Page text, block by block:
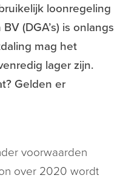
loonregeling
(DGA’s) is onlangs
mag het
lager zijn.
Gelden er
voorwaarden
over 2020 wordt